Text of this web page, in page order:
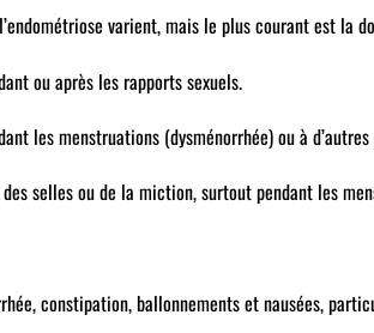
varient, mais le plus courant est
ou après les rapports sexuels.
les menstruations (dysménorrhée) ou à
selles ou de la miction, surtout pendant les
constipation, ballonnements et nausées,